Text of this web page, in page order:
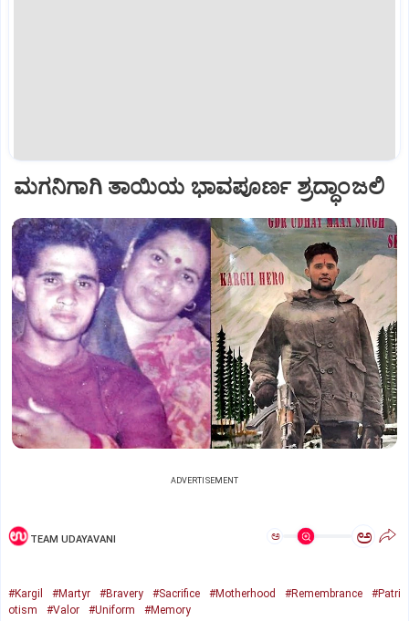
ಮಗನಿಗಾಗಿ ತಾಯಿಯ ಭಾವಪೂರ್ಣ ಶ್ರದ್ಧಾಂಜಲಿ
ADVERTISEMENT
TEAM UDAYAVANI ಅ ಅ
#Kargil #Martyr #Bravery #Sacrifice #Motherhood #Remembrance
#Patri
otism
#Valor #Uniform #Memory